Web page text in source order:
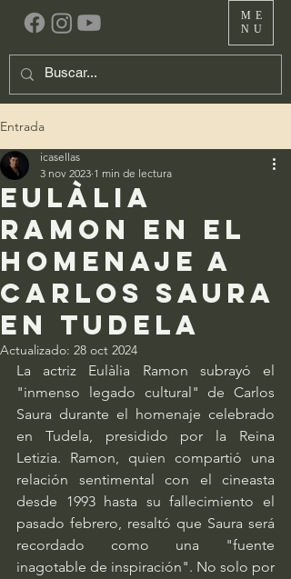
ME
NU
Entrada
Eulàlia
Ramon en el
homenaje a
Carlos Saura
en Tudela
icasellas
3 nov 2023 1 min de lectura
Actualizado: 28 oct 2024
La actriz Eulàlia Ramon subrayó el
"inmenso legado cultural" de Carlos
Saura durante el homenaje celebrado
en Tudela, presidido por la Reina
Letizia. Ramon, quien compartió una
relación sentimental con el cineasta
desde 1993 hasta su fallecimiento el
pasado febrero, resaltó que Saura será
recordado como una "fuente
inagotable de inspiración". No solo por